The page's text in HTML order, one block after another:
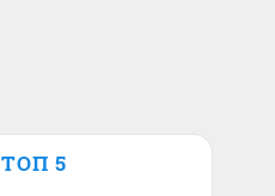
ТОП 5